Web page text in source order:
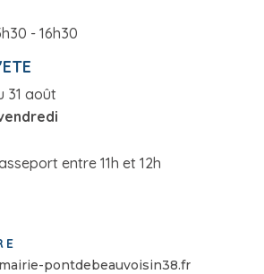
- 16h30
31 août
entre 11h et 12h
pontdebeauvoisin38.fr